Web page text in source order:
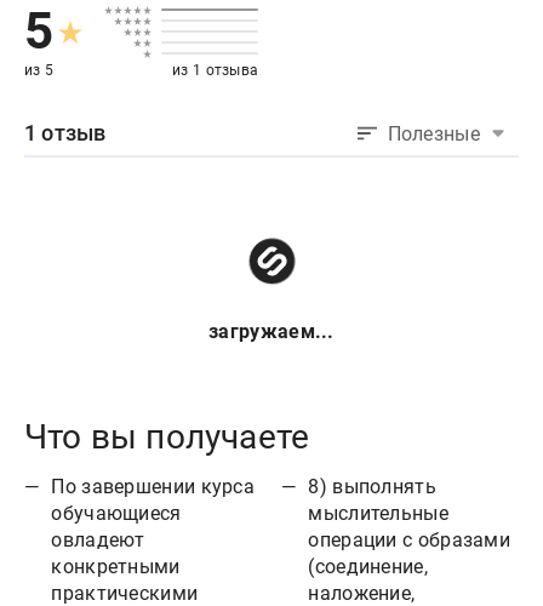
5
из 5 из 1 отзыва
1 отзыв Полезные
загружаем...
Что вы получаете
По завершении курса
обучающиеся
овладеют
конкретными
практическими
8) выполнять
мыслительные
операции с образами
(соединение,
наложение,